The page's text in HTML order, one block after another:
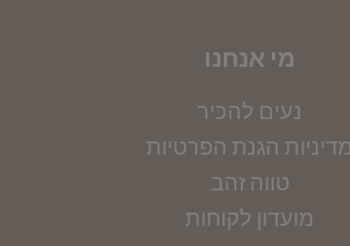
מי אנחנו
נעים להכיר
מדיניות הגנת הפרטיות
טווה זהב
מועדון לקוחות